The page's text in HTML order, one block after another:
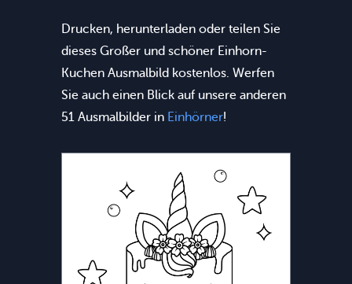
Drucken, herunterladen oder teilen Sie
dieses Großer und schöner Einhorn-
Kuchen Ausmalbild kostenlos. Werfen
Sie auch einen Blick auf unsere anderen
51 Ausmalbilder in Einhörner!